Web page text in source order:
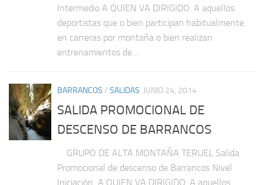
Intermedio A QUIEN VA DIRIGIDO: A aquellos
deportistas que o bien participan habitualmente
en carreras por montaña o bien realizan
entrenamientos de...
BARRANCOS / SALIDAS JUNIO 24, 2014
SALIDA PROMOCIONAL DE
DESCENSO DE BARRANCOS
GRUPO DE ALTA MONTAÑA TERUEL Salida
Promocional de descenso de Barrancos Nivel
Iniciación A QUIEN VA DIRIGIDO: A aquellos